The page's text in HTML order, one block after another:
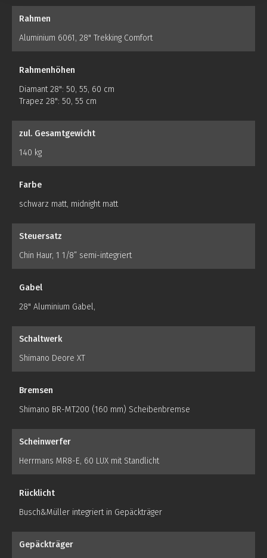
Rahmen
Aluminium 6061, 28" Trekking Comfort
Rahmenhöhen
Diamant 28": 50, 55, 60 cm
Trapez 28": 50, 55 cm
zul. Gesamtgewicht
140 kg
Farbe
schwarz matt, midnight matt
Steuersatz
Chin Haur, 1 1/8” semi-integriert
Gabel
28" Aluminium Gabel,
Schaltwerk
Shimano Deore XT
Bremsen
Shimano BR-MT200 (160 mm) Scheibenbremse
Scheinwerfer
Herrmans MR8-E, 60 LUX mit Standlicht
Rücklicht
Busch&Müller integriert in Gepäckträger
Gepäckträger